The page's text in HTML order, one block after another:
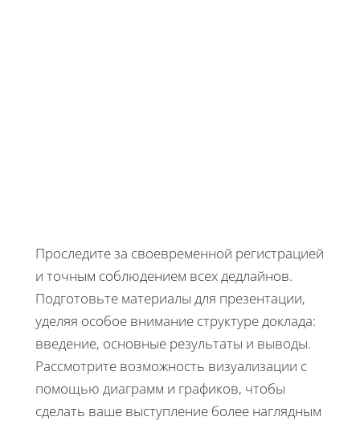
Проследите за своевременной регистрацией
и точным соблюдением всех дедлайнов.
Подготовьте материалы для презентации,
уделяя особое внимание структуре доклада:
введение, основные результаты и выводы.
Рассмотрите возможность визуализации с
помощью диаграмм и графиков, чтобы
сделать ваше выступление более наглядным